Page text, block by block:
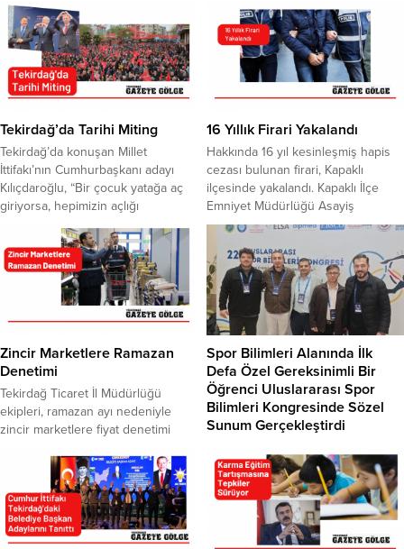
Tekirdağ’da Tarihi Miting
Tekirdağ’da konuşan Millet
İttifakı’nın Cumhurbaşkanı adayı
Kılıçdaroğlu, “Bir çocuk yatağa aç
giriyorsa, hepimizin açlığı
beraber bir değişime imza atmak
zorundayız” dedi. Cumhurbaşkanı
Erdoğan’ı da eleştiren Kılıçdaroğlu;
“Karşıma çıkın hesaplaşalım”
diyerek, Beştepe’ye seslendi. Aynı
çağrıda bulunan Kılıçdaroğu, kul
hakkı yiyenleri, iktidardan götürmek
için son...
16 Yıllık Firari Yakalandı
Hakkında 16 yıl kesinleşmiş hapis
cezası bulunan firari, Kapaklı
ilçesinde yakalandı. Kapaklı İlçe
Emniyet Müdürlüğü Asayiş
Büro Amirliği ekipleri, “yaralama” ve
kesinleşmiş hapis cezası bulunan
R.T’nin yakalanması için çalışma
başlattı. Emniyet ekipleri,
hükümlüyü teknik ve fiziki takibinin
ardından ilçe merkezinde yakaladı.
Hükümlü R.T, emniyet ve
adliyedeki...
Zincir Marketlere Ramazan
Denetimi
Tekirdağ Ticaret İl Müdürlüğü
ekipleri, ramazan ayı nedeniyle
zincir marketlere fiyat denetimi
Müdürlüğü ekipleri zincir
marketlerde sebze, meyve, temel
gıda ürünleri ile temizlik ürünleri
başta olmak üzere temel ihtiyaç
malzemelerinin fiyatlarını inceledi.
Spor Bilimleri Alanında İlk
Defa Özel Gereksinimli Bir
Öğrenci Uluslararası Spor
Bilimleri Kongresinde Sözel
Sunum Gerçekleştirdi
Ankara’da düzenlenen 22.
Uluslararası Spor Bilimleri Kongresi,
Tekirdağ Namık Kemal Üniversitesi
Spor Bilimleri Fakültesi öğretim
elemanları ve öğrencilerinin